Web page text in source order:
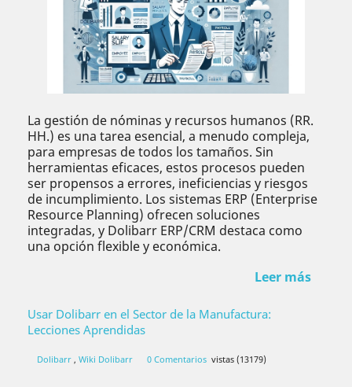
La gestión de nóminas y recursos humanos (RR.
HH.) es una tarea esencial, a menudo compleja,
para empresas de todos los tamaños. Sin
herramientas eficaces, estos procesos pueden
ser propensos a errores, ineficiencias y riesgos
de incumplimiento. Los sistemas ERP (Enterprise
Resource Planning) ofrecen soluciones
integradas, y Dolibarr ERP/CRM destaca como
una opción flexible y económica.
Leer más
Usar Dolibarr en el Sector de la Manufactura:
Lecciones Aprendidas
Dolibarr , Wiki Dolibarr 0 Comentarios vistas (13179)